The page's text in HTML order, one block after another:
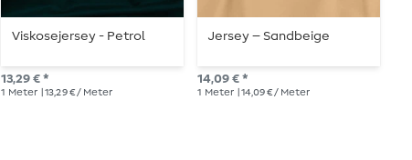
Viskosejersey - Petrol
13,29 € *
1 Meter | 13,29 € / Meter
Jersey – Sandbeige
14,09 € *
1 Meter | 14,09 € / Meter